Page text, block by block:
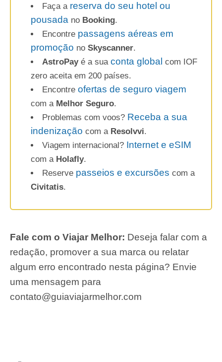
Faça a reserva do seu hotel ou
pousada no Booking.
Encontre passagens aéreas em
promoção no Skyscanner.
AstroPayé a sua conta global com IOF
zero aceita em 200 países.
Encontre ofertas de seguro viagem
com a Melhor Seguro.
Problemas com voos? Receba a sua
indenização com a Resolvvi.
Viagem internacional? Internet e eSIM
com a Holafly.
Reserve passeios e excursões com a
Civitatis.
Fale com o Viajar Melhor: Deseja falar com a
redação, promover a sua marca ou relatar
algum erro encontrado nesta página? Envie
uma mensagem para
contato@guiaviajarmelhor.com